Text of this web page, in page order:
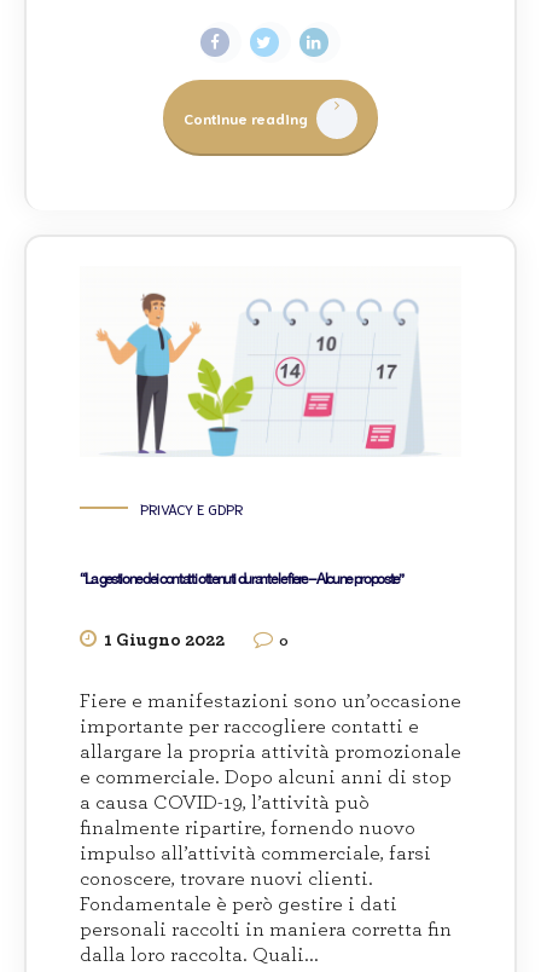
Continue reading
PRIVACY E GDPR
“La gestione dei contatti ottenuti durante le fiere – Alcune proposte”
1 Giugno 2022 0
Fiere e manifestazioni sono un’occasione
importante per raccogliere contatti e
allargare la propria attività promozionale
e commerciale. Dopo alcuni anni di stop
a causa COVID-19, l’attività può
finalmente ripartire, fornendo nuovo
impulso all’attività commerciale, farsi
conoscere, trovare nuovi clienti.
Fondamentale è però gestire i dati
personali raccolti in maniera corretta fin
dalla loro raccolta. Quali...